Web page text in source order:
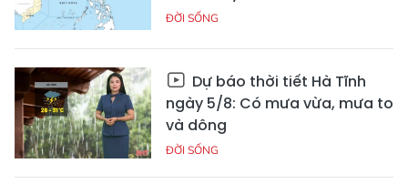
ĐỜI SỐNG
Dự báo thời tiết Hà Tĩnh
ngày 5/8: Có mưa vừa, mưa to
và dông
ĐỜI SỐNG